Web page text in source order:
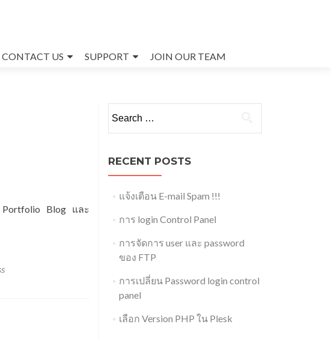
CONTACT US SUPPORT JOIN OUR TEAM
Portfolio Blog และ
for:
RECENT POSTS
แจ้งเตือน E-mail Spam !!!
การ login Control Panel
การจัดการ user และ password
ของ FTP
การเปลี่ยน Password login control
panel
เลือก Version PHP ใน Plesk